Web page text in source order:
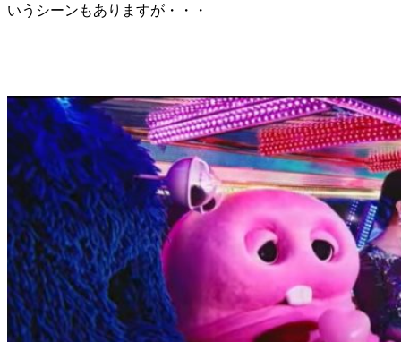
いうシーンもありますが・・・